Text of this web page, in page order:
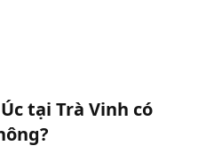
tại Trà Vinh có